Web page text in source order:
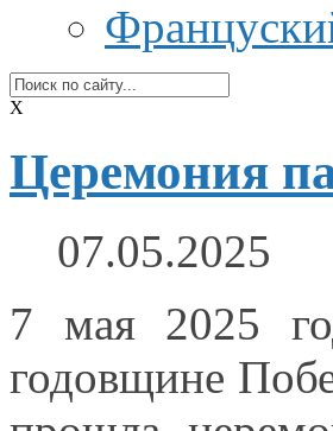
X
Церемония
07.05.2025
7 мая 2025
годовщине